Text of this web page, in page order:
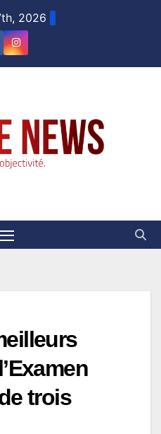
2026
trois